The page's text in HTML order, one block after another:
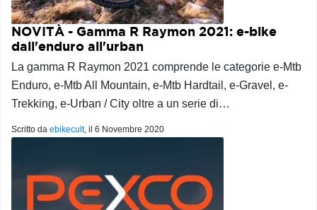
NOVITÀ - Gamma R Raymon 2021: e-bike
dall'enduro all'urban
La gamma R Raymon 2021 comprende le categorie e-Mtb
Enduro, e-Mtb All Mountain, e-Mtb Hardtail, e-Gravel, e-
Trekking, e-Urban / City oltre a un serie di…
Scritto da ebikecult, il 6 Novembre 2020